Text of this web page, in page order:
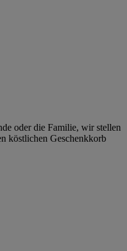
oder die Familie, wir stellen
köstlichen Geschenkkorb